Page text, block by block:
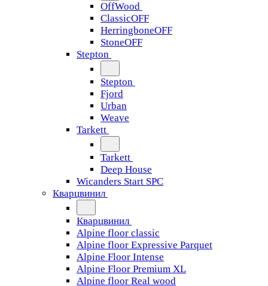
OffWood
ClassicOFF
HerringboneOFF
StoneOFF
Stepton
Stepton
Fjord
Urban
Weave
Tarkett
Tarkett
Deep House
Wicanders Start SPC
Кварцвинил
Кварцвинил
Alpine floor classic
Alpine floor Expressive Parquet
Alpine Floor Intense
Alpine Floor Premium XL
Alpine floor Real wood